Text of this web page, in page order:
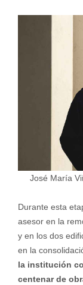
José María
Durante esta
asesor en la
y en los dos
en la
la institución
centenar de